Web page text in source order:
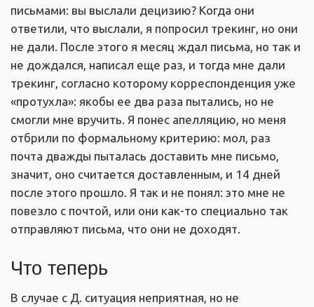
письмами: вы выслали децизию? Когда они
ответили, что выслали, я попросил трекинг, но они
не дали. После этого я месяц ждал письма, но так и
не дождался, написал еще раз, и тогда мне дали
трекинг, согласно которому корреспонденция уже
«протухла»: якобы ее два раза пытались, но не
смогли мне вручить. Я понес апелляцию, но меня
отбрили по формальному критерию: мол, раз
почта дважды пыталась доставить мне письмо,
значит, оно считается доставленным, и 14 дней
после этого прошло. Я так и не понял: это мне не
повезло с почтой, или они как-то специально так
отправляют письма, что они не доходят.
Что теперь
В случае с Д. ситуация неприятная, но не